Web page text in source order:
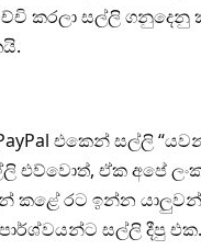
කරලා සල්ලි
එකෙන් සල්ලි
ඒක අපේ
කළේ රට ඉන්න
සල්ලි දීපු එක.